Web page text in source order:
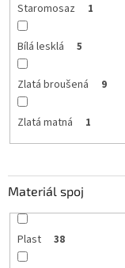
Staromosaz 1
Bílá lesklá 5
Zlatá broušená 9
Zlatá matná 1
Materiál spoj
Plast 38